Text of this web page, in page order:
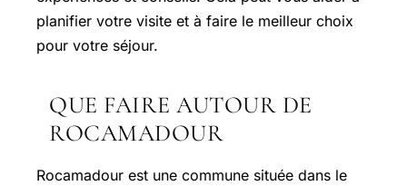
planifier votre visite et à faire le meilleur choix
pour votre séjour.
QUE FAIRE AUTOUR DE
ROCAMADOUR
Rocamadour est une commune située dans le